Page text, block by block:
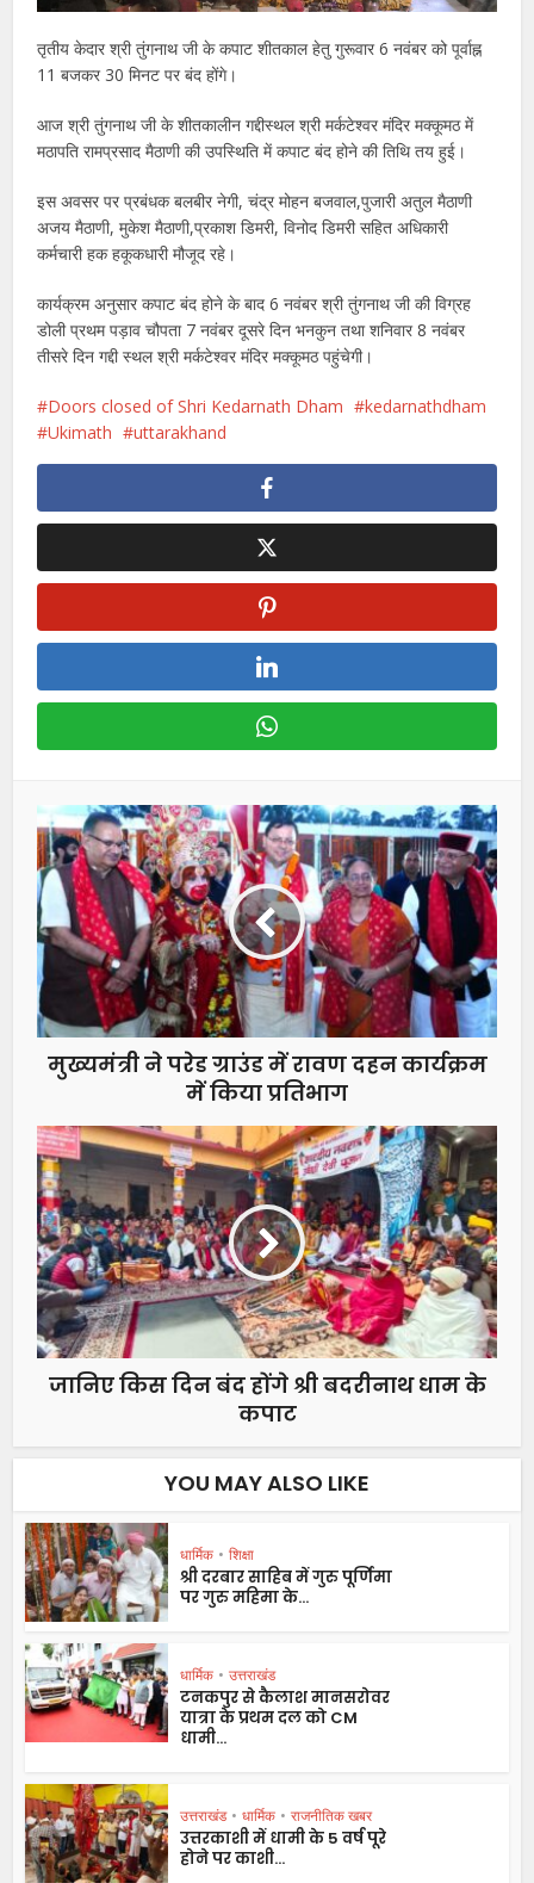
तृतीय केदार श्री तुंगनाथ जी के कपाट शीतकाल हेतु गुरूवार 6 नवंबर को पूर्वाह्न
11 बजकर 30 मिनट पर बंद होंगे।
आज श्री तुंगनाथ जी के शीतकालीन गद्दीस्थल श्री मर्कटेश्वर मंदिर मक्कूमठ में
मठापति रामप्रसाद मैठाणी की उपस्थिति में कपाट बंद होने की तिथि तय हुई।
इस अवसर पर प्रबंधक बलबीर नेगी, चंद्र मोहन बजवाल,पुजारी अतुल मैठाणी
अजय मैठाणी, मुकेश मैठाणी,प्रकाश डिमरी, विनोद डिमरी सहित अधिकारी
कर्मचारी हक हकूकधारी मौजूद रहे।
कार्यक्रम अनुसार कपाट बंद होने के बाद 6 नवंबर श्री तुंगनाथ जी की विग्रह
डोली प्रथम पड़ाव चौपता 7 नवंबर दूसरे दिन भनकुन तथा शनिवार 8 नवंबर
तीसरे दिन गद्दी स्थल श्री मर्कटेश्वर मंदिर मक्कूमठ पहुंचेगी।
Doors closed of Shri Kedarnath Dham
kedarnathdham
Ukimath
uttarakhand
मुख्यमंत्री ने परेड ग्राउंड में रावण दहन कार्यक्रम
में किया प्रतिभाग
जानिए किस दिन बंद होंगे श्री बदरीनाथ धाम के
कपाट
YOU MAY ALSO LIKE
धार्मिक • शिक्षा
श्री दरबार साहिब में गुरु पूर्णिमा
पर गुरु महिमा के...
धार्मिक • उत्तराखंड
टनकपुर से कैलाश मानसरोवर
यात्रा के प्रथम दल को CM
धामी...
उत्तराखंड • धार्मिक • राजनीतिक खबर
उत्तरकाशी में धामी के 5 वर्ष पूरे
होने पर काशी...